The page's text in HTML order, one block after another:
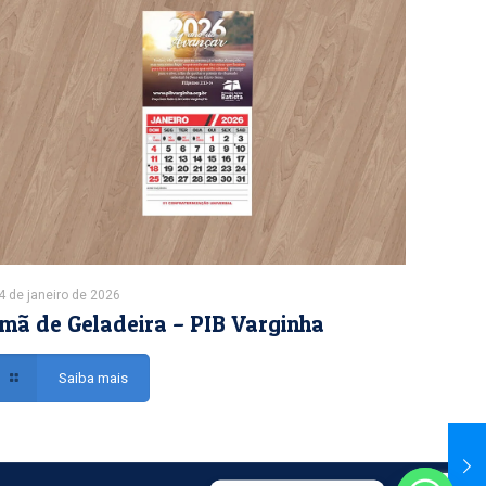
de janeiro de 2026
de Geladeira – PIB Varginha
Saiba mais